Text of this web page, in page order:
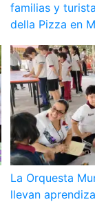
familias y
della Pizza en
La Orquesta
llevan